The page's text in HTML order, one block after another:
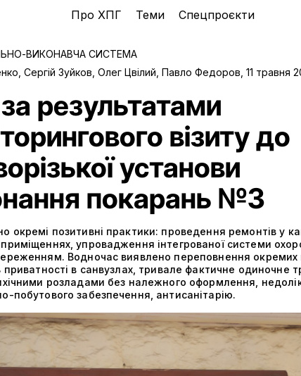
Про ХПГ Теми Спецпроєкти
ВИКОНАВЧА СИСТЕМА
Сергій Зуйков, Олег Цвілий, Павло Федоров 11 травня
за результатами
візиту до
установи
покарань №3
окремі позитивні практики: проведення ремонтів у
упровадження інтегрованої системи
Водночас виявлено переповнення окремих
приватності в санвузлах, тривале фактичне одиночне
розладами без належного оформлення,
побутового забезпечення, антисанітарію.